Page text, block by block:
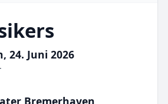
24. Juni 2026
Bremerhaven